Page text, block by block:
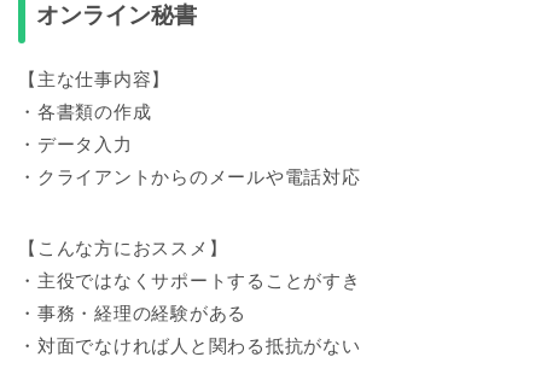
オンライン秘書
【主な仕事内容】
・各書類の作成
・データ入力
・クライアントからのメールや電話対応
【こんな方におススメ】
・主役ではなくサポートすることがすき
・事務・経理の経験がある
・対面でなければ人と関わる抵抗がない